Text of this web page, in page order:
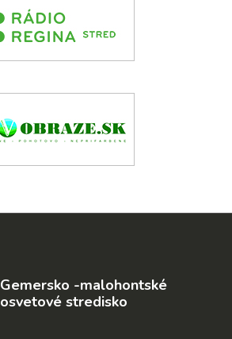
Gemersko -malohontské
osvetové stredisko